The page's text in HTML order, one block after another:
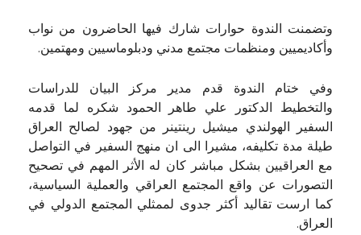
وتضمنت الندوة حوارات شارك فيها الحاضرون من نواب
وأكاديميين ومنظمات مجتمع مدني ودبلوماسيين ومهتمين.
وفي ختام الندوة قدم مدير مركز البيان للدراسات
والتخطيط الدكتور علي طاهر الحمود شكره لما قدمه
السفير الهولندي ميشيل رينتينر من جهود لصالح العراق
طيلة مدة تكليفه، مشيرا الى ان منهج السفير في التواصل
مع العراقيين بشكل مباشر كان له الأثر المهم في تصحيح
التصورات عن واقع المجتمع العراقي والعملية السياسية،
كما ارست تقاليد أكثر جدوى لممثلي المجتمع الدولي في
العراق.